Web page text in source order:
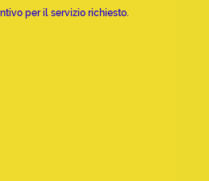
per il servizio richiesto.